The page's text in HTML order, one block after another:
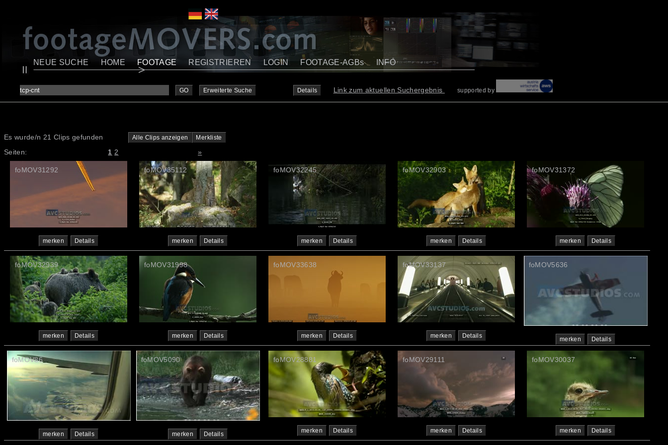
NEUE SUCHE HOME FOOTAGE REGISTRIEREN LOGIN FOOTAGE-AGBs INFO
GO Erweiterte Suche Details Link zum aktuellen Suchergebnis supported by
Es wurde/n 21 Clips gefunden Alle Clips anzeigen Merkliste
Seiten: 1 2 »
foMOV31292
merken Details
foMOV35112
merken Details
foMOV32245
merken Details
foMOV32903
merken Details
foMOV31372
merken Details
foMOV32939
merken Details
foMOV31998
merken Details
foMOV33638
merken Details
foMOV33137
merken Details
foMOV5636
merken Details
foMOV86
merken Details
foMOV5090
merken Details
foMOV28881
merken Details
foMOV29111
merken Details
foMOV30037
merken Details